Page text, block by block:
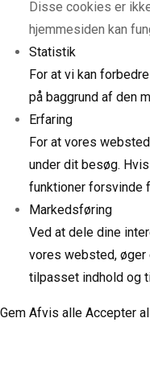
Disse cookies er
hjemmesiden kan
Statistik
For at vi kan
på baggrund af den
Erfaring
For at vores
under dit besøg.
funktioner forsvinde
Markedsføring
Ved at dele dine
vores websted, øger
tilpasset indhold og
Gem Afvis alle Accepter